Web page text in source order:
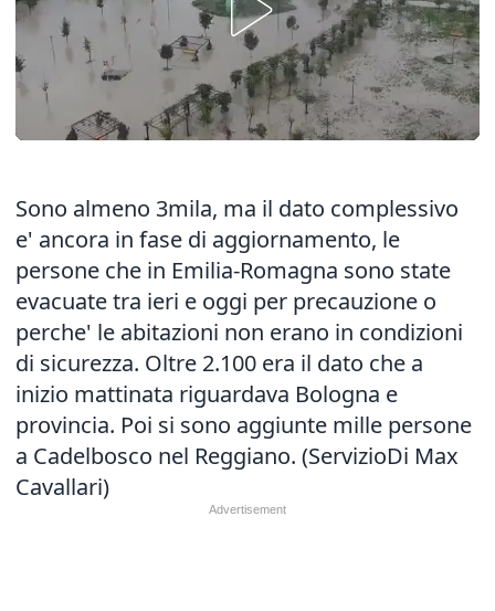
Sono almeno 3mila, ma il dato complessivo
e' ancora in fase di aggiornamento, le
persone che in Emilia-Romagna sono state
evacuate tra ieri e oggi per precauzione o
perche' le abitazioni non erano in condizioni
di sicurezza. Oltre 2.100 era il dato che a
inizio mattinata riguardava Bologna e
provincia. Poi si sono aggiunte mille persone
a Cadelbosco nel Reggiano. (ServizioDi Max
Cavallari)